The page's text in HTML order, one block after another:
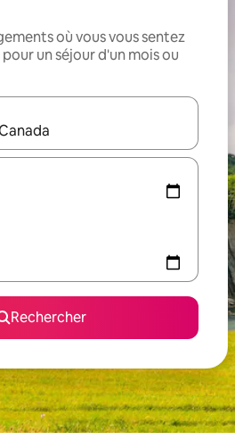
où vous vous sentez
un séjour d'un mois ou
s'affichent, utilisez les flèches vers
Rechercher